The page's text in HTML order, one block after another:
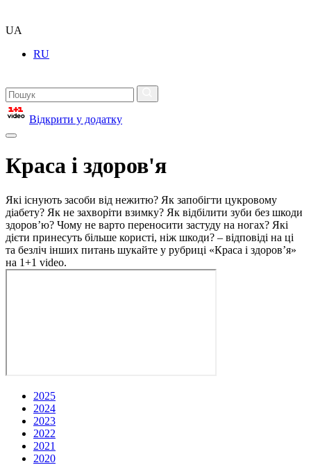
UA
RU
Відкрити у додатку
Краса і здоров'я
Які існують засоби від нежитю? Як запобігти цукровому
діабету? Як не захворіти взимку? Як відбілити зуби без шкоди
здоров’ю? Чому не варто переносити застуду на ногах? Які
дієти принесуть більше користі, ніж шкоди? – відповіді на ці
та безліч інших питань шукайте у рубриці «Краса і здоров’я»
на 1+1 video.
2025
2024
2023
2022
2021
2020